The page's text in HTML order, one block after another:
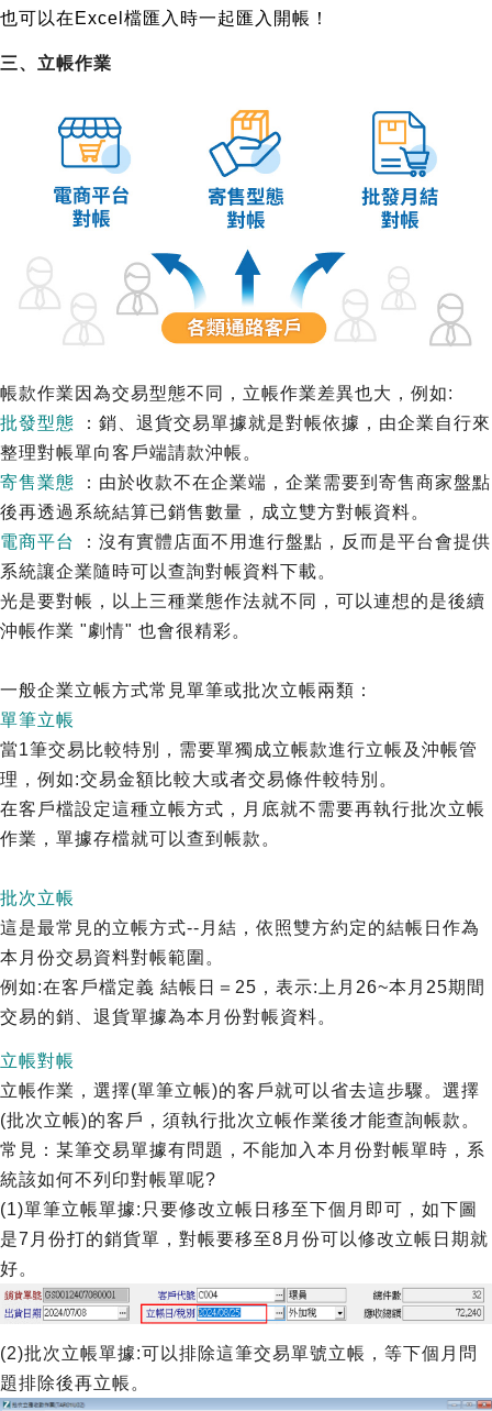
也可以在Excel檔匯入時一起匯入開帳！
三、立帳作業
帳款作業因為交易型態不同，立帳作業差異也大，例如:
批發型態
：銷、退貨交易單據就是對帳依據，由企業自行來
整理對帳單向客戶端請款沖帳。
寄售業態
：由於收款不在企業端，企業需要到寄售商家盤點
後再透過系統結算已銷售數量，成立雙方對帳資料。
電商平台
：沒有實體店面不用進行盤點，反而是平台會提供
系統讓企業隨時可以查詢對帳資料下載。
光是要對帳，以上三種業態作法就不同，可以連想的是後續
沖帳作業 "劇情" 也會很精彩。
一般企業立帳方式常見單筆或批次立帳兩類：
單筆立帳
當1筆交易比較特別，需要單獨成立帳款進行立帳及沖帳管
理，例如:交易金額比較大或者交易條件較特別。
在客戶檔設定這種立帳方式，月底就不需要再執行批次立帳
作業，單據存檔就可以查到帳款。
批次立帳
這是最常見的立帳方式--月結，依照雙方約定的結帳日作為
本月份交易資料對帳範圍。
例如:在客戶檔定義 結帳日＝25，表示:上月26~本月25期間
交易的銷、退貨單據為本月份對帳資料。
立帳對帳
立帳作業，選擇(單筆立帳)的客戶就可以省去這步驟。選擇
(批次立帳)的客戶，須執行批次立帳作業後才能查詢帳款。
常見：某筆交易單據有問題，不能加入本月份對帳單時，系
統該如何不列印對帳單呢?
(1)單筆立帳單據:只要修改立帳日移至下個月即可，如下圖
是7月份打的銷貨單，對帳要移至8月份可以修改立帳日期就
好。
(2)批次立帳單據:可以排除這筆交易單號立帳，等下個月問
題排除後再立帳。